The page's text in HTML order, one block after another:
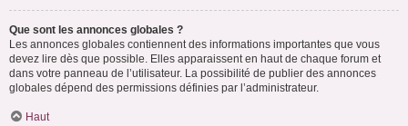
Que sont les annonces globales ?
Les annonces globales contiennent des informations importantes que vous
devez lire dès que possible. Elles apparaissent en haut de chaque forum et
dans votre panneau de l’utilisateur. La possibilité de publier des annonces
globales dépend des permissions définies par l’administrateur.
Haut